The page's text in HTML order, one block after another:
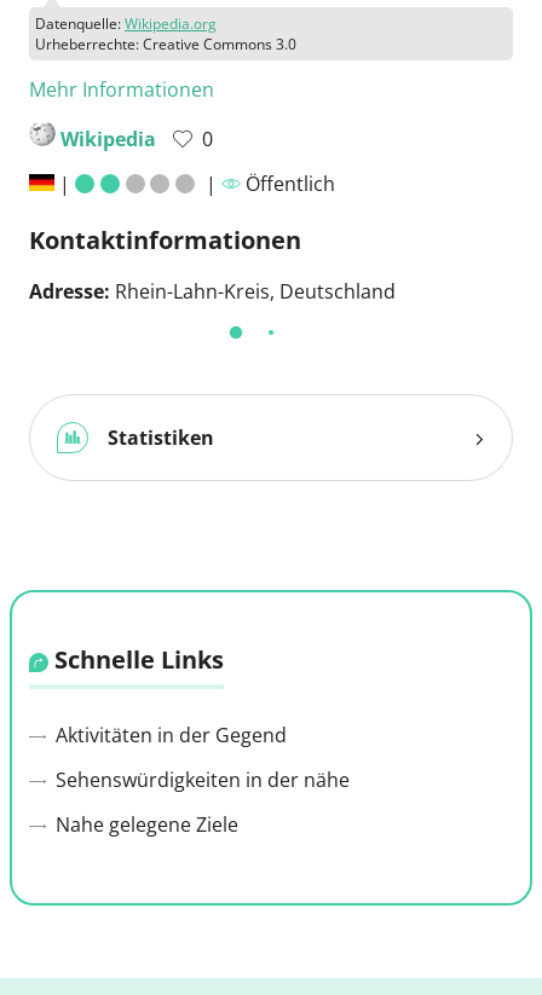
Datenquelle:Wikipedia.org
Urheberrechte: Creative Commons 3.0
Mehr Informationen
Wikipedia
0
|
| Öffentlich
Kontaktinformationen
Adresse: Rhein-Lahn-Kreis, Deutschland
Statistiken
Sehenswürdigkeiten in der nähe
Nahe gelegene Ziele